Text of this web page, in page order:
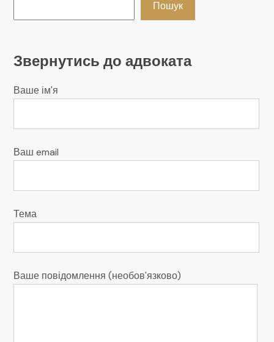
Пошук
Звернутись до адвоката
Ваше ім'я
Ваш email
Тема
Ваше повідомлення (необов'язково)